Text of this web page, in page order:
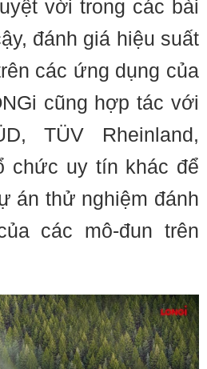
vời trong các bài
đánh giá hiệu suất
các ứng dụng của
cũng hợp tác với
TÜV Rheinland,
chức uy tín khác để
án thử nghiệm đánh
các mô-đun trên